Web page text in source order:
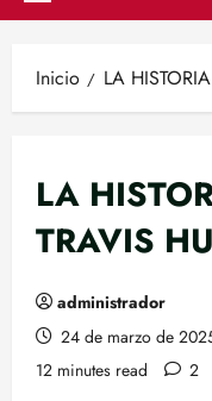
Inicio LA
LA
TRAVIS
administrador
24 de marzo de
12 minutes read
2